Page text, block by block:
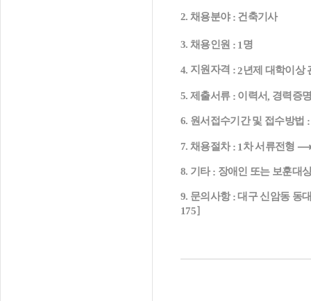
2. 채용분야: 건축기사
3. 채용인원 : 1 명
4. 지원자격 : 2년제 대학이상
5. 제출서류: 이력서, 경력증
6. 원서접수기간 및 접수방법
7. 채용절차: 1 차 서류전형
8. 기타: 장애인 또는 보훈대
9. 문의사항:대구 신암동 동
175］